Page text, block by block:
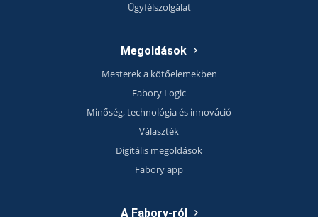
Ügyfélszolgálat
Megoldások
Mesterek a kötőelemekben
Fabory Logic
Minőség, technológia és innováció
Választék
Digitális megoldások
Fabory app
A Fabory-ról